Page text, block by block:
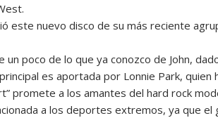
este nuevo disco de su más reciente
un poco de lo que ya conozco de John,
es aportada por Lonnie Park,
promete a los amantes del hard rock
a los deportes extremos, ya que